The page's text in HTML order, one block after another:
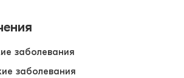
заболевания
заболевания